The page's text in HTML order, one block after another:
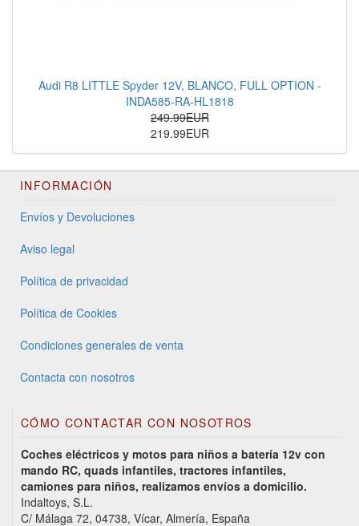
Audi R8 LITTLE Spyder 12V, BLANCO, FULL OPTION -
INDA585-RA-HL1818
249.99EUR
219.99EUR
INFORMACIÓN
Envíos y Devoluciones
Aviso legal
Política de privacidad
Política de Cookies
Condiciones generales de venta
Contacta con nosotros
CÓMO CONTACTAR CON NOSOTROS
Coches eléctricos y motos para niños a batería 12v con
mando RC, quads infantiles, tractores infantiles,
camiones para niños, realizamos envíos a domicilio.
Indaltoys, S.L.
C/ Málaga 72, 04738, Vícar, Almería, España